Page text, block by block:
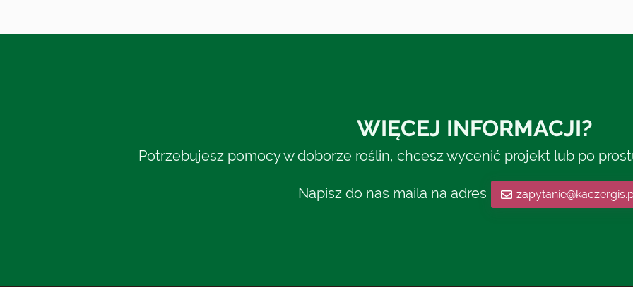
WIĘCEJ INFORMACJI?
Potrzebujesz pomocy w doborze roślin, chcesz wycenić projekt lub po
Napisz do nas maila na adres